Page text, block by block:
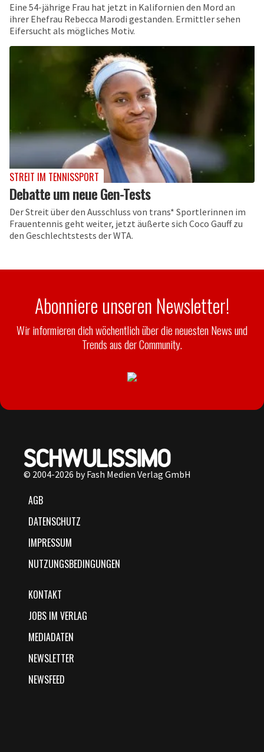
Eine 54-jährige Frau hat jetzt in Kalifornien den Mord an
ihrer Ehefrau Rebecca Marodi gestanden. Ermittler sehen
Eifersucht als mögliches Motiv.
STREIT IM TENNISSPORT
Debatte um neue Gen-Tests
Der Streit über den Ausschluss von trans* Sportlerinnen im
Frauentennis geht weiter, jetzt äußerte sich Coco Gauff zu
den Geschlechtstests der WTA.
Abonniere unseren Newsletter!
Wir informieren dich wöchentlich über die neuesten News und
Trends aus der Community.
© 2004-2026 by Fash Medien Verlag GmbH
AGB
DATENSCHUTZ
IMPRESSUM
NUTZUNGSBEDINGUNGEN
KONTAKT
JOBS IM VERLAG
MEDIADATEN
NEWSLETTER
NEWSFEED